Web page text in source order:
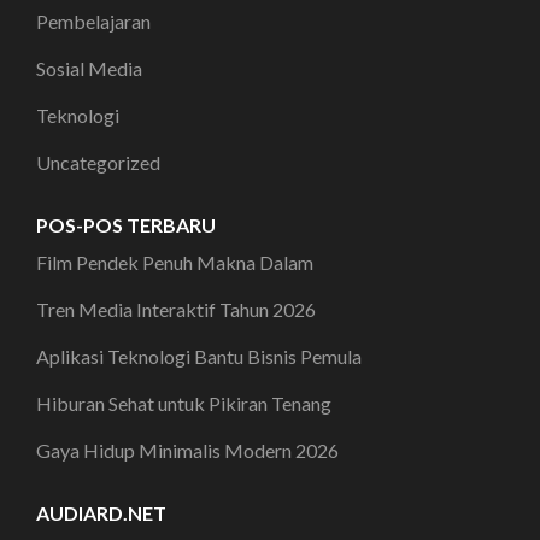
Pembelajaran
Sosial Media
Teknologi
Uncategorized
POS-POS TERBARU
Film Pendek Penuh Makna Dalam
Tren Media Interaktif Tahun 2026
Aplikasi Teknologi Bantu Bisnis Pemula
Hiburan Sehat untuk Pikiran Tenang
Gaya Hidup Minimalis Modern 2026
AUDIARD.NET